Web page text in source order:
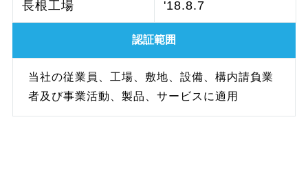
長根工場 '18.8.7
認証範囲
当社の従業員、工場、敷地、設備、構内請負業
者及び事業活動、製品、サービスに適用